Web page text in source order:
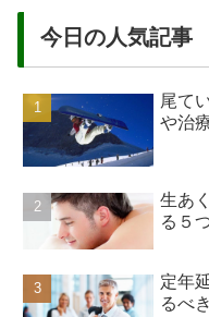
今日の人気記事
尾て
や治
生あ
る５
定年
るべ